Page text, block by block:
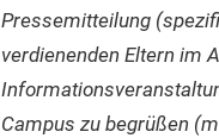
Pressemitteilung
verdienenden Eltern im
Campus zu begrüßen